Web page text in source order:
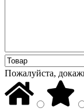
Пожалуйста,